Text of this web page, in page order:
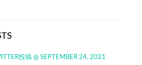
投稿 @ SEPTEMBER 24, 2021